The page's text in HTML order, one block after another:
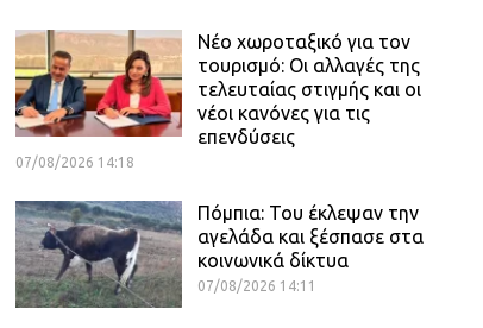
Νέο χωροταξικό για τον
τουρισμό: Οι αλλαγές της
τελευταίας στιγμής και οι
νέοι κανόνες για τις
επενδύσεις
07/08/2026 14:18
Πόμπια: Του έκλεψαν την
αγελάδα και ξέσπασε στα
κοινωνικά δίκτυα
07/08/2026 14:11